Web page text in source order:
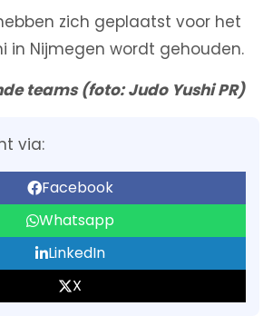
zich geplaatst voor het
in Nijmegen wordt gehouden.
teams (foto: Judo Yushi PR)
via:
Facebook
Whatsapp
LinkedIn
X